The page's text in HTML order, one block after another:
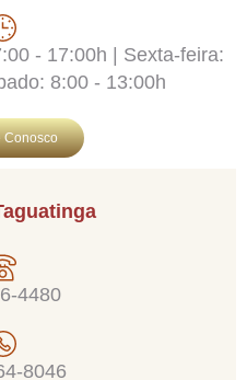
- 17:00h | Sexta-feira:
8:00 - 13:00h
Conosco
4480
8046